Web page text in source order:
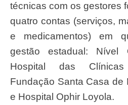
técnicas com os gestores
quatro contas (serviços,
e medicamentos) em
gestão estadual: Nível
Hospital das
Fundação Santa Casa de
e Hospital Ophir Loyola.